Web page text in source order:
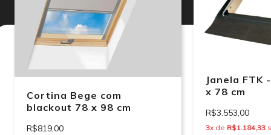
Cortina Bege com
blackout 78 x 98 cm
R$819,00
Janela FTK
x 78 cm
R$3.553,00
3x de R$1.184,33